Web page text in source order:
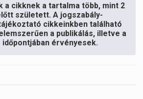
a cikknek a tartalma több, mint 2
született. A jogszabály-
cikkeinkben található
a publikálás, illetve a
érvényesek.